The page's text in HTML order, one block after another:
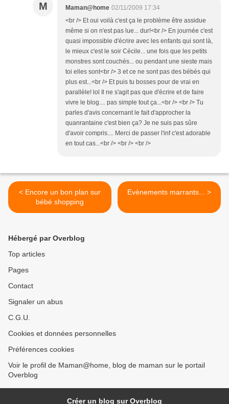
M Maman@home 02/11/2009 17:34
<br /> Et oui voilà c'est ça le problème être assidue
même si on n'est pas lue... dur!<br /> En journée c'est
quasi impossible d'écrire avec les enfants qui sont là,
le mieux c'est le soir Cécile... une fois que les petits
monstres sont couchés... ou pendant une sieste mais
toi elles sont<br /> 3 et ce ne sont pas des bébés qui
plus est...<br /> Et puis tu bosses pour de vrai en
parallèle! lol Il ne s'agit pas que d'écrire et de faire
vivre le blog.... pas simple tout ça...<br /> <br /> Tu
parles d'avis concernant le fait d'approcher la
quanrantaine c'est bien ça? Je ne suis pas sûre
d'avoir compris.... Merci de passer l'inf c'est adorable
en tout cas...<br /> <br /> <br />
< Encore un bon plan sur
bébé shopping
Evènements marrants... >
Hébergé par Overblog
Top articles
Pages
Contact
Signaler un abus
C.G.U.
Cookies et données personnelles
Préférences cookies
Voir le profil de Maman@home, blog de maman sur le portail
Overblog
Créer un blog sur Overblog